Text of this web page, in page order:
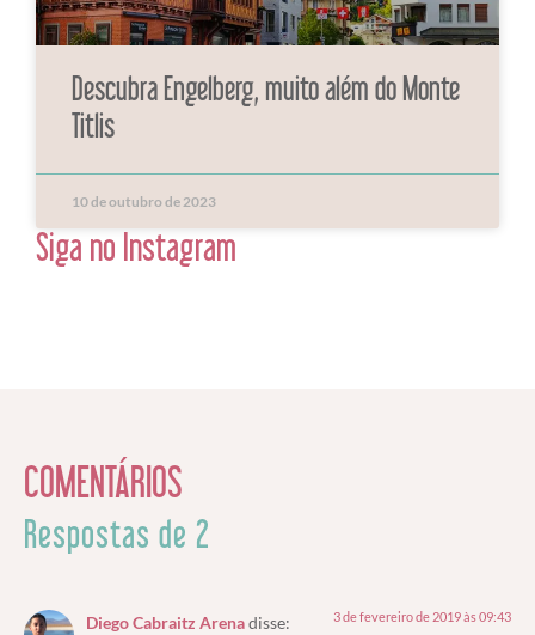
Descubra Engelberg, muito além do Monte
Titlis
10 de outubro de 2023
Siga no Instagram
COMENTÁRIOS
Respostas de 2
Diego Cabraitz Arenadisse: 3 de fevereiro de 2019 às 09:43